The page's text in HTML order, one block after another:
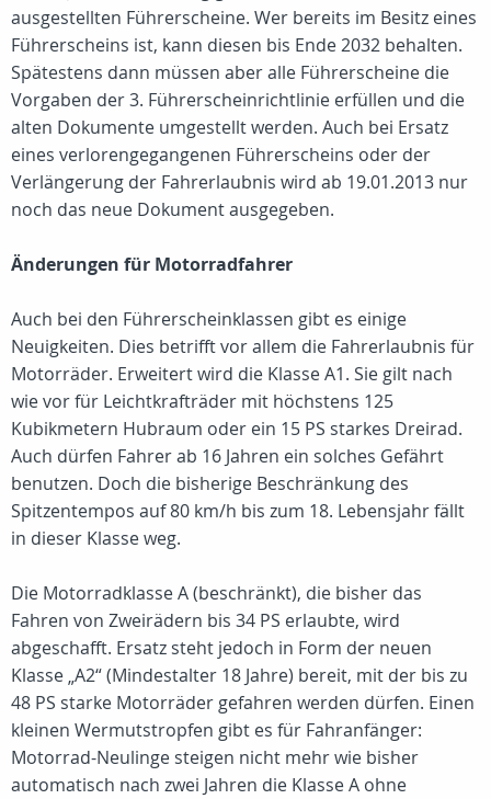
ausgestellten Führerscheine. Wer bereits im Besitz eines
Führerscheins ist, kann diesen bis Ende 2032 behalten.
Spätestens dann müssen aber alle Führerscheine die
Vorgaben der 3. Führerscheinrichtlinie erfüllen und die
alten Dokumente umgestellt werden. Auch bei Ersatz
eines verlorengegangenen Führerscheins oder der
Verlängerung der Fahrerlaubnis wird ab 19.01.2013 nur
noch das neue Dokument ausgegeben.
Änderungen für Motorradfahrer
Auch bei den Führerscheinklassen gibt es einige
Neuigkeiten. Dies betrifft vor allem die Fahrerlaubnis für
Motorräder. Erweitert wird die Klasse A1. Sie gilt nach
wie vor für Leichtkrafträder mit höchstens 125
Kubikmetern Hubraum oder ein 15 PS starkes Dreirad.
Auch dürfen Fahrer ab 16 Jahren ein solches Gefährt
benutzen. Doch die bisherige Beschränkung des
Spitzentempos auf 80 km/h bis zum 18. Lebensjahr fällt
in dieser Klasse weg.
Die Motorradklasse A (beschränkt), die bisher das
Fahren von Zweirädern bis 34 PS erlaubte, wird
abgeschafft. Ersatz steht jedoch in Form der neuen
Klasse „A2“ (Mindestalter 18 Jahre) bereit, mit der bis zu
48 PS starke Motorräder gefahren werden dürfen. Einen
kleinen Wermutstropfen gibt es für Fahranfänger:
Motorrad-Neulinge steigen nicht mehr wie bisher
automatisch nach zwei Jahren die Klasse A ohne